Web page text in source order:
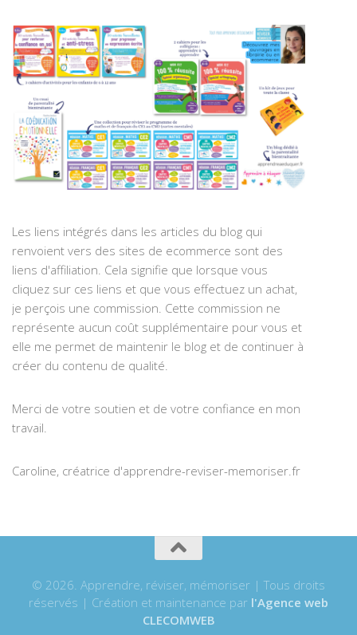
Les liens intégrés dans les articles du blog qui
renvoient vers des sites de ecommerce sont des
liens d'affiliation. Cela signifie que lorsque vous
cliquez sur ces liens et que vous effectuez un achat,
je perçois une commission. Cette commission ne
représente aucun coût supplémentaire pour vous et
elle me permet de maintenir le blog et de continuer à
créer du contenu de qualité.
Merci de votre soutien et de votre confiance en mon
travail.
Caroline, créatrice d'apprendre-reviser-memoriser.fr
© 2026. Apprendre, réviser, mémoriser | Tous droits
réservés | Création et maintenance par l'Agence web
CLECOMWEB